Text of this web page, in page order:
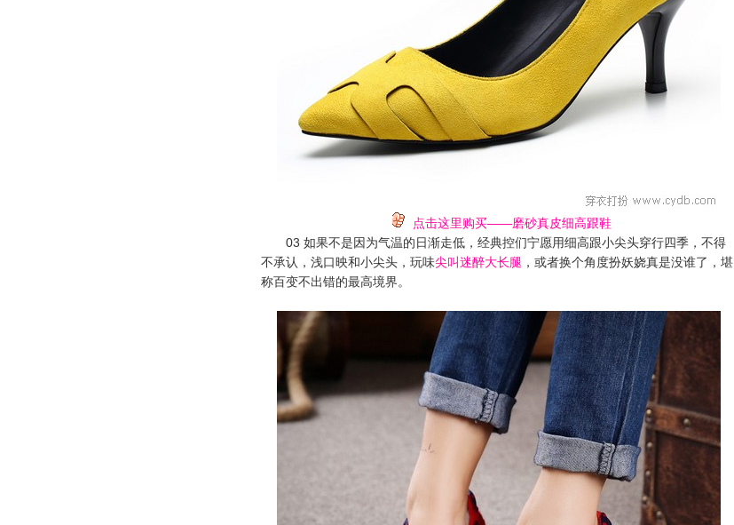
点击这里购买——磨砂真皮细高跟鞋
03 如果不是因为气温的日渐走低，经典控们宁愿用细高跟小尖头穿行四季，不得
不承认，浅口映和小尖头，玩味尖叫迷醉大长腿 ，或者换个角度扮妖娆真是没谁了，堪
称百变不出错的最高境界。